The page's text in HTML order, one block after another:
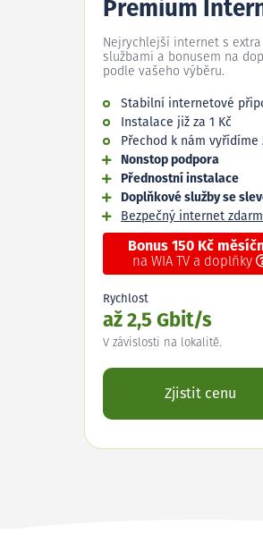
Premium
Nejrychlejší internet s extra
službami a bonusem na
podle vašeho výběru.
Stabilní internetové
Instalace již za 1 Kč
Přechod k nám vyřídíme
Nonstop podpora
Přednostní instalace
Doplňkové služby se
Bezpečný internet
Bonus 150 Kč
na WIA TV a doplňky
Rychlost
až 2,5 Gbit/s
V závislosti na lokalitě.
Zjistit cenu